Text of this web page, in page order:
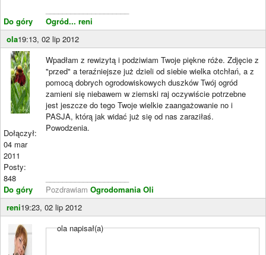
Do góry
Ogród... reni
ola19:13, 02 lip 2012
Dołączył:
04 mar
2011
Posty:
848
Do góry
Wpadłam z rewizytą i podziwiam Twoje piękne róże. Zdjęcie z
"przed" a teraźniejsze już dzieli od siebie wielka otchłań, a z
pomocą dobrych ogrodowiskowych duszków Twój ogród
zamieni się niebawem w ziemski raj oczywiście potrzebne
jest jeszcze do tego Twoje wielkie zaangażowanie no i
PASJA, którą jak widać już się od nas zaraziłaś.
Powodzenia.
Pozdrawiam Ogrodomania Oli
reni19:23, 02 lip 2012
ola napisał(a)